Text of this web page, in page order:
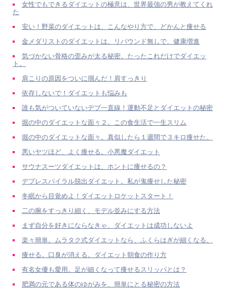
女性でもできるダイエットの極意は、世界最強の男が教えてくれ
た
安い！野菜のダイエットは、こんなやり方で、どかんと痩せる
金メダリストのダイエットは、リバウンド無しで、健康増進
気づかない骨格の歪みが太る秘密。たったこれだけでダイエッ
ト。
肩こりの原因をついに掴んだ！肩すっきり
依存しないで！ダイエットも悩みも
誰も気がついていないデブ一直線！運動不足とダイエットの秘密
堀の中のダイエットな面々２。この食生活で一生スリム
堀の中のダイエットな面々。真似したら１週間で３キロ痩せた。
悪いヤツほど、よく痩せる。小悪魔ダイエット
サウナスーツダイエットは、ホントに痩せるの？
デブレスパイラル脱出ダイエット。私が鬼痩せした秘密
冬眠から目覚めよ！ダイエットロケットスタート！
二の腕をすっきり細く、モデル並みにする方法
まず自分を好きにならなきゃ、ダイエットは成功しないよ
楽々簡単。ムラタク式ダイエットなら、ふくらはぎが細くなる。
痩せる。口臭が消える。ダイエット朝食の作り方
有名女優も愛用。足が細くなって痩せるスリッパとは？
肥満の元である体のゆがみを、簡単にとる秘密の方法